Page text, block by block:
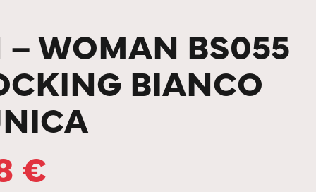
– WOMAN BS055
BIANCO
€